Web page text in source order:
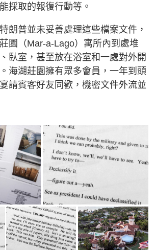
採取的報復行動等。
朗普並未妥善處理這些檔案文件，
園（Mar-a-Lago）寓所內到處堆
臥室，甚至放在浴室和一處對外開
海湖莊園擁有眾多會員，一年到頭
請賓客好友同歡，機密文件外流並